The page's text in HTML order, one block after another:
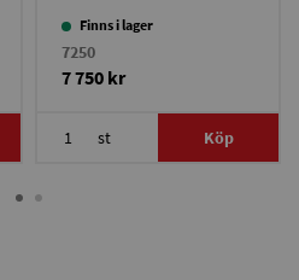
Finns i lager
7250
7 750 kr
st Köp